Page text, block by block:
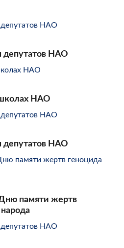
депутатов НАО
НАО
депутатов НАО
памяти жертв